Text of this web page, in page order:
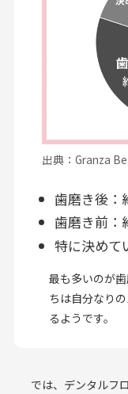
出典：Granza
歯磨き後：
歯磨き前：
特に決めて
最も多いのが
ちは自分なり
るようです。
では、デンタルフ